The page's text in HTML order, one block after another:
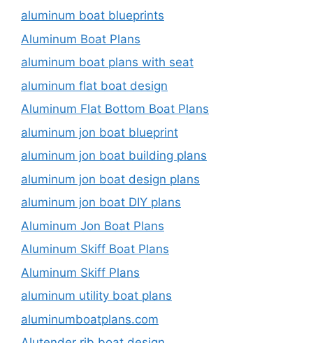
aluminum boat blueprints
Aluminum Boat Plans
aluminum boat plans with seat
aluminum flat boat design
Aluminum Flat Bottom Boat Plans
aluminum jon boat blueprint
aluminum jon boat building plans
aluminum jon boat design plans
aluminum jon boat DIY plans
Aluminum Jon Boat Plans
Aluminum Skiff Boat Plans
Aluminum Skiff Plans
aluminum utility boat plans
aluminumboatplans.com